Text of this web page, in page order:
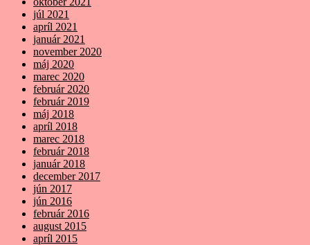
júl 2021
apríl 2021
január 2021
november 2020
máj 2020
marec 2020
február 2020
február 2019
máj 2018
apríl 2018
marec 2018
február 2018
január 2018
december 2017
jún 2017
jún 2016
február 2016
august 2015
apríl 2015